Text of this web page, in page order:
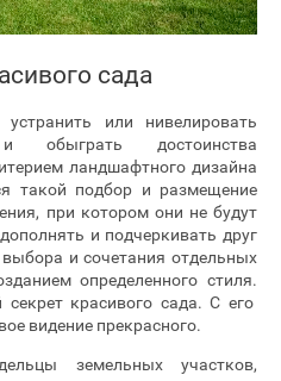
сада
или нивелировать
обыграть достоинства
ландшафтного дизайна
такой подбор и размещение
при котором они не будут
и подчеркивать друг
и сочетания отдельных
определенного стиля.
красивого сада. С его
видение прекрасного.
земельных участков,